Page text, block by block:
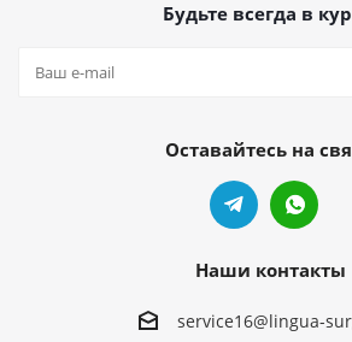
Будьте всегда в
Оставайтесь на
Наши контакты
service16@lingua-